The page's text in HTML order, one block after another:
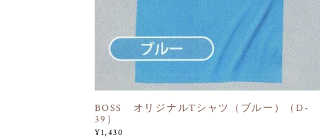
BOSS オリジナルTシャツ（ブルー）（D-
39）
¥1,430